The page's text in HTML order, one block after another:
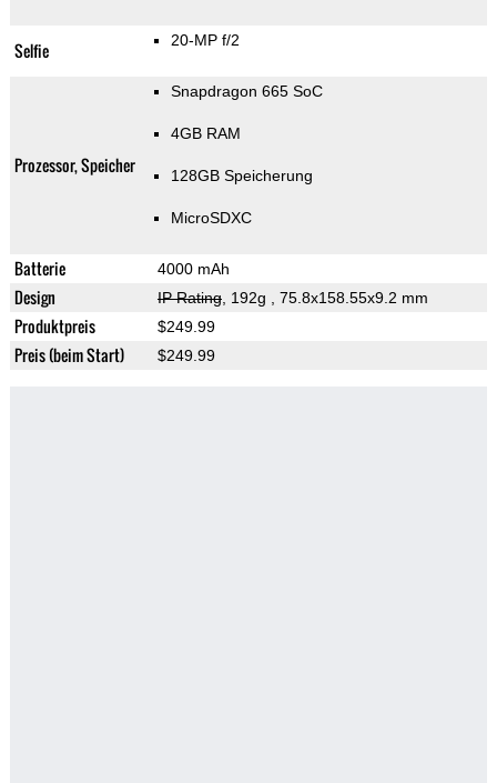
Selfie 20-MP f/2
Prozessor, Speicher
Snapdragon 665 SoC
4GB RAM
128GB Speicherung
MicroSDXC
Batterie 4000 mAh
Design IP Rating, 192g , 75.8x158.55x9.2 mm
Produktpreis $249.99
Preis (beim Start) $249.99